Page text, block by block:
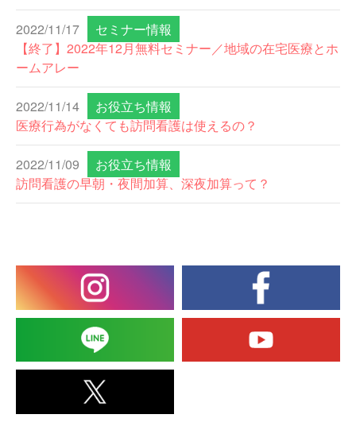
2022/11/17
セミナー情報
【終了】2022年12月無料セミナー／地域の在宅医療とホ
ームアレー
2022/11/14
お役立ち情報
医療行為がなくても訪問看護は使えるの？
2022/11/09
お役立ち情報
訪問看護の早朝・夜間加算、深夜加算って？